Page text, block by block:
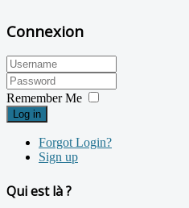
Connexion
Remember Me
Log in
Forgot Login?
Sign up
Qui est là ?